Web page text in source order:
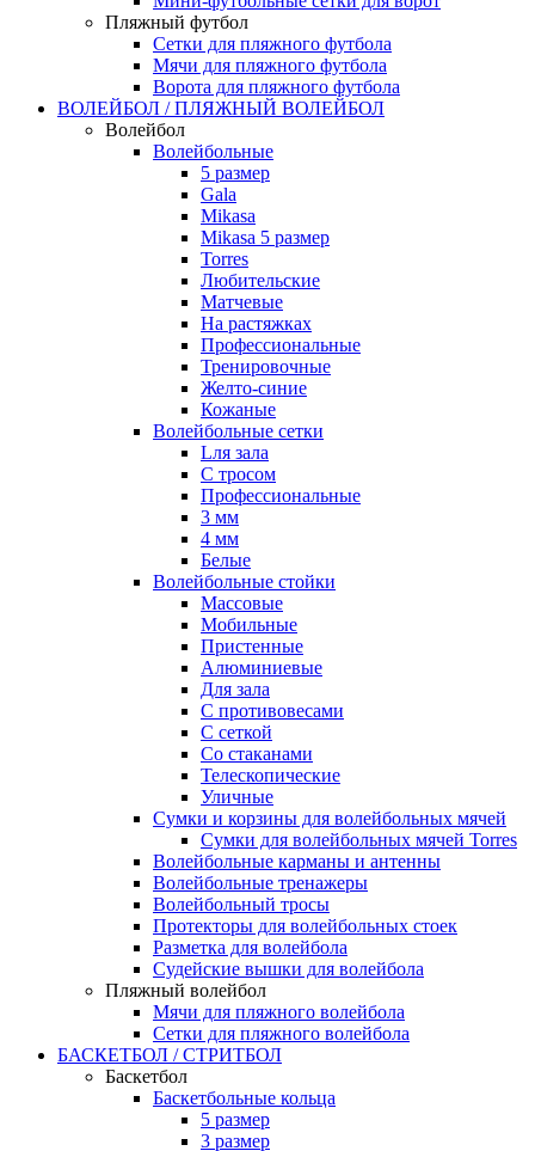
Пляжный футбол
Сетки для пляжного футбола
Мячи для пляжного футбола
Ворота для пляжного футбола
ВОЛЕЙБОЛ / ПЛЯЖНЫЙ ВОЛЕЙБОЛ
Волейбол
Волейбольные
5 размер
Gala
Mikasa
Mikasa 5 размер
Torres
Любительские
Матчевые
На растяжках
Профессиональные
Тренировочные
Желто-синие
Кожаные
Волейбольные сетки
Lля зала
C тросом
Профессиональные
3 мм
4 мм
Белые
Волейбольные стойки
Массовые
Мобильные
Пристенные
Алюминиевые
Для зала
С противовесами
С сеткой
Со стаканами
Телескопические
Уличные
Сумки и корзины для волейбольных мячей
Сумки для волейбольных мячей Torres
Волейбольные карманы и антенны
Волейбольные тренажеры
Волейбольный тросы
Протекторы для волейбольных стоек
Разметка для волейбола
Судейские вышки для волейбола
Пляжный волейбол
Мячи для пляжного волейбола
Сетки для пляжного волейбола
БАСКЕТБОЛ / СТРИТБОЛ
Баскетбол
Баскетбольные кольца
5 размер
3 размер